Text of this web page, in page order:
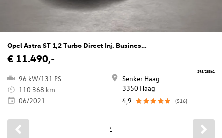
Opel Astra ST 1,2 Turbo Direct Inj. Business Elegance
€ 11.490,-
96 kW/131 PS
110.368 km
06/2021
Senker Haag
3350 Haag
4,9
(516)
295/28361
1